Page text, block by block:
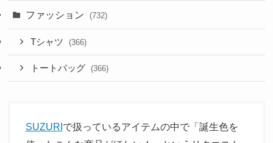
ファッション (732)
Tシャツ (366)
トートバッグ (366)
SUZURIで扱っているアイテムの中で「誕生色を